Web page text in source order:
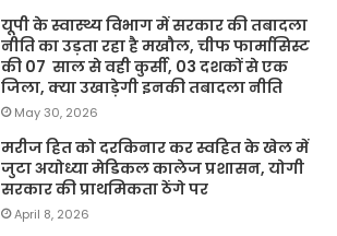
यूपी के स्वास्थ्य विभाग में सरकार की तबादला
नीति का उड़ता रहा है मखौल, चीफ फार्मासिस्ट
की 07 साल से वही कुर्सी, 03 दशकों से एक
जिला, क्या उखाड़ेगी इनकी तबादला नीति
May 30, 2026
मरीज हित को दरकिनार कर स्वहित के खेल में
जुटा अयोध्या मेडिकल कालेज प्रशासन, योगी
सरकार की प्राथमिकता ठेंगे पर
April 8, 2026